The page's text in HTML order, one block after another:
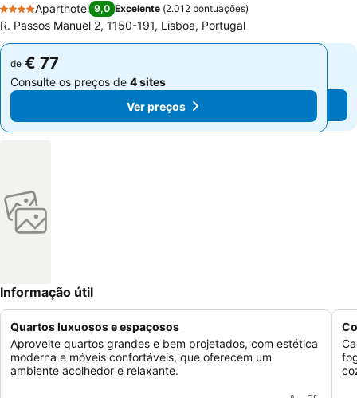
4 Estrelas
Aparthotel 9,0 Excelente (2.012 pontuações)
R. Passos Manuel 2, 1150-191, Lisboa, Portugal
de € 77
Consulte os preços de 4 sites
Ver preços
de € 77
Consulte os preços de 4 sites
Ver preços
Informação útil
Quartos luxuosos e espaçosos
Aproveite quartos grandes e bem projetados, com estética
moderna e móveis confortáveis, que oferecem um
ambiente acolhedor e relaxante.